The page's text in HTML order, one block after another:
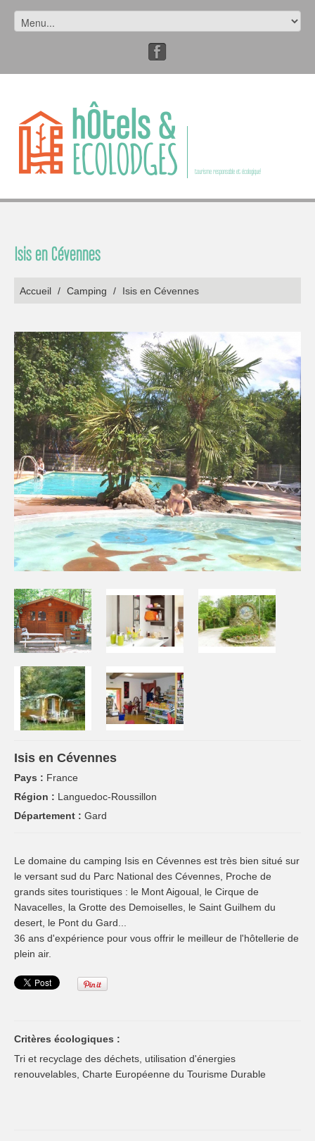
tourisme responsable et écologique!
Isis en Cévennes
Accueil / Camping / Isis en Cévennes
Isis en Cévennes
Pays : France
Région : Languedoc-Roussillon
Département : Gard
Le domaine du camping Isis en Cévennes est très bien situé sur
le versant sud du Parc National des Cévennes, Proche de
grands sites touristiques : le Mont Aigoual, le Cirque de
Navacelles, la Grotte des Demoiselles, le Saint Guilhem du
desert, le Pont du Gard...
36 ans d'expérience pour vous offrir le meilleur de l'hôtellerie de
plein air.
Critères écologiques :
Tri et recyclage des déchets, utilisation d'énergies
renouvelables, Charte Européenne du Tourisme Durable